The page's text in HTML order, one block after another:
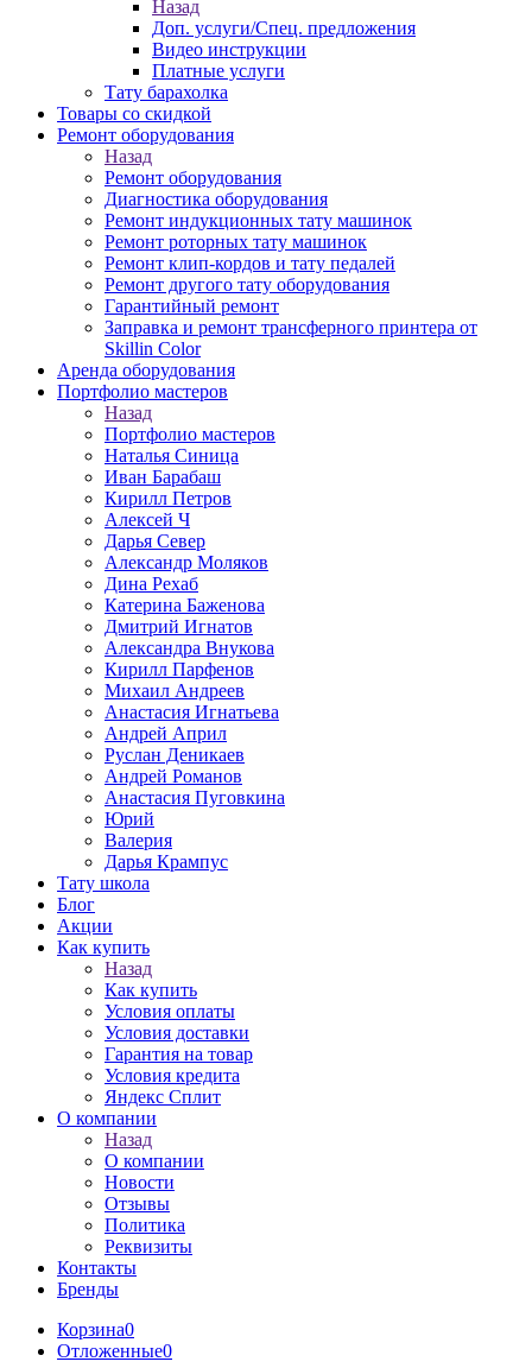
Назад
Доп. услуги/Спец. предложения
Видео инструкции
Платные услуги
Тату барахолка
Товары со скидкой
Ремонт оборудования
Назад
Ремонт оборудования
Диагностика оборудования
Ремонт индукционных тату машинок
Ремонт роторных тату машинок
Ремонт клип-кордов и тату педалей
Ремонт другого тату оборудования
Гарантийный ремонт
Заправка и ремонт трансферного принтера от
Skillin Color
Аренда оборудования
Портфолио мастеров
Назад
Портфолио мастеров
Наталья Синица
Иван Барабаш
Кирилл Петров
Алексей Ч
Дарья Север
Александр Моляков
Дина Рехаб
Катерина Баженова
Дмитрий Игнатов
Александра Внукова
Кирилл Парфенов
Михаил Андреев
Анастасия Игнатьева
Андрей Април
Руслан Деникаев
Андрей Романов
Анастасия Пуговкина
Юрий
Валерия
Дарья Крампус
Тату школа
Блог
Акции
Как купить
Назад
Как купить
Условия оплаты
Условия доставки
Гарантия на товар
Условия кредита
Яндекс Сплит
О компании
Назад
О компании
Новости
Отзывы
Политика
Реквизиты
Контакты
Бренды
Корзина0
Отложенные0